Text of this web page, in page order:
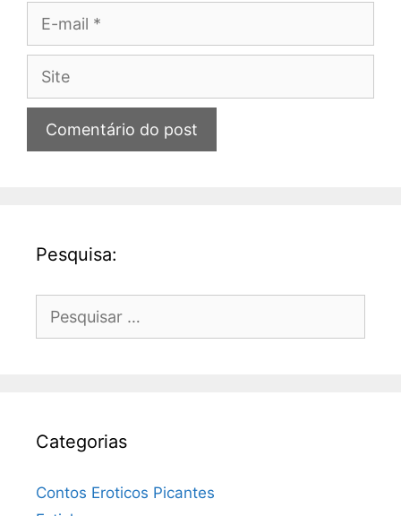
Site
Pesquisa:
por:
Categorias
Contos Eroticos Picantes